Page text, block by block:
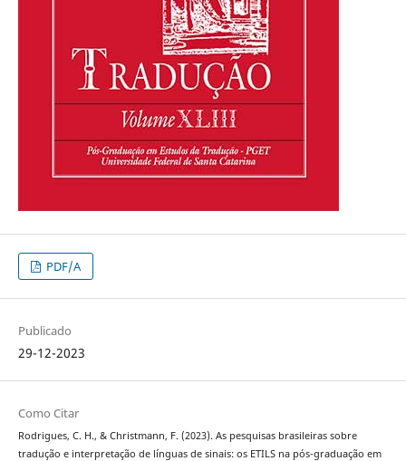
PDF/A
Publicado
29-12-2023
Como Citar
Rodrigues, C. H., & Christmann, F. (2023). As pesquisas brasileiras sobre
tradução e interpretação de línguas de sinais: os ETILS na pós-graduação em